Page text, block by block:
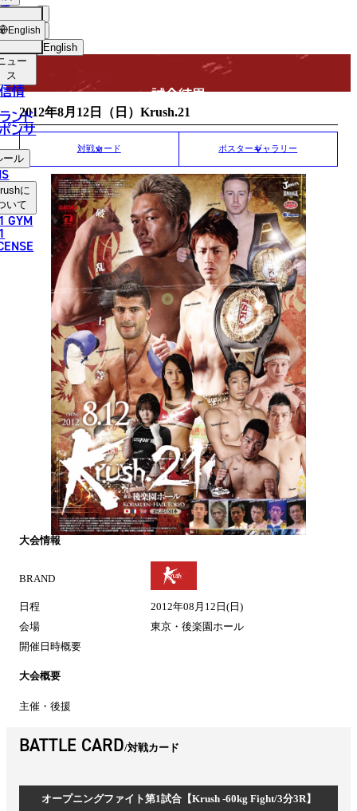
English
한국어
中文（繁體）
ไทย
العربية
ョッ
プ
ュー
ス
情
ンド
ンサ
ール
に
いて
GYM
English MATCH RESULT
試合結果
2012年8月12日（日）Krush.21
対戦カード ポスターギャラリー
大会情報
BRAND
日程
2012年08月12日(日)
会場
東京・後楽園ホール
開催日時概要
大会概要
主催・後援
BATTLE CARD 対戦カード
オープニングファイト第1試合【Krush -60kg Fight/3分3R】